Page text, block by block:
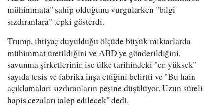
mühimmata" sahip olduğunu vurgularken "bilgi
sızdıranlara" tepki gösterdi.
Trump, ihtiyaç duyulduğu ölçüde büyük miktarlarda
mühimmat üretildiğini ve ABD'ye gönderildiğini,
savunma şirketlerinin ise ülke tarihindeki "en yüksek"
sayıda tesis ve fabrika inşa ettiğini belirtti ve "Bu hain
açıklamaları sızdıranların peşine düşülüyor. Uzun süreli
hapis cezaları talep edilecek" dedi.